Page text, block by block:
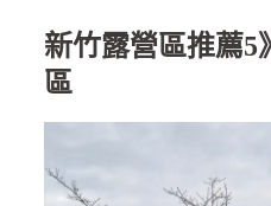
新竹露營區推薦5
區